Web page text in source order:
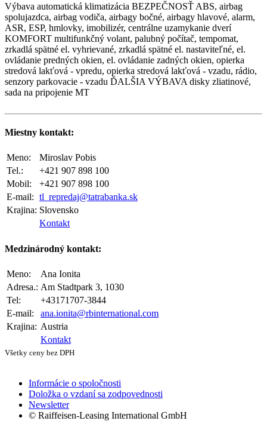
Výbava automatická klimatizácia BEZPEČNOSŤ ABS, airbag
spolujazdca, airbag vodiča, airbagy bočné, airbagy hlavové, alarm,
ASR, ESP, hmlovky, imobilizér, centrálne uzamykanie dverí
KOMFORT multifunkčný volant, palubný počítač, tempomat,
zrkadlá spätné el. vyhrievané, zrkadlá spätné el. nastaviteľné, el.
ovládanie predných okien, el. ovládanie zadných okien, opierka
stredová lakťová - vpredu, opierka stredová lakťová - vzadu, rádio,
senzory parkovacie - vzadu ĎALŠIA VÝBAVA disky zliatinové,
sada na pripojenie MT
Miestny kontakt:
Meno:
Miroslav Pobis
Tel.:
+421 907 898 100
Mobil:
+421 907 898 100
E-mail: tl_repredaj@tatrabanka.sk
Krajina: Slovensko
Kontakt
Medzinárodný kontakt:
Meno:
Ana Ionita
Adresa.: Am Stadtpark 3, 1030
Tel:
+43171707-3844
E-mail:
ana.ionita@rbinternational.com
Krajina: Austria
Kontakt
Všetky ceny bez DPH
Informácie o spoločnosti
Doložka o vzdaní sa zodpovednosti
Newsletter
© Raiffeisen-Leasing International GmbH